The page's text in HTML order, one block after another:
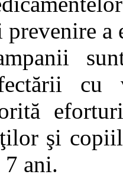
prevenire
şi
7 ani.